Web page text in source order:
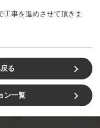
工事を進めさせて頂きま
る
ン一覧